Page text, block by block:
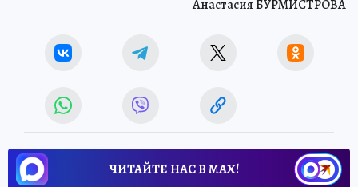
Анастасия БУРМИСТРОВА
ЧИТАЙТЕ НАС В МАХ!